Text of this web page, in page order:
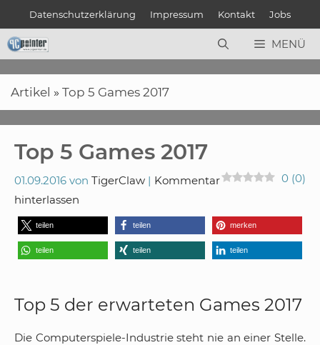
springen
Datenschutzerklärung Impressum Kontakt Jobs
MENÜ
Artikel » Top 5 Games 2017
Top 5 Games 2017
01.09.2016 von TigerClaw 0 (0)
Kommentar
hinterlassen
teilen teilen merken
teilen teilen teilen
Top 5 der erwarteten Games 2017
Die Computerspiele-Industrie steht nie an einer Stelle.